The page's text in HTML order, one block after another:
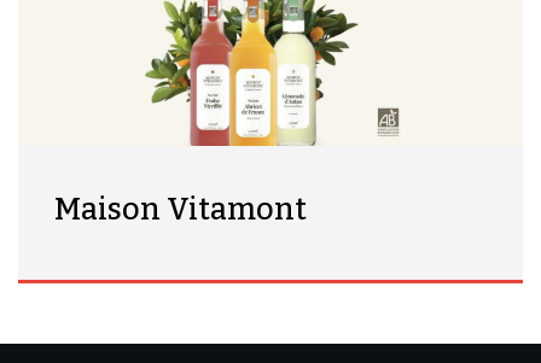
Maison Vitamont